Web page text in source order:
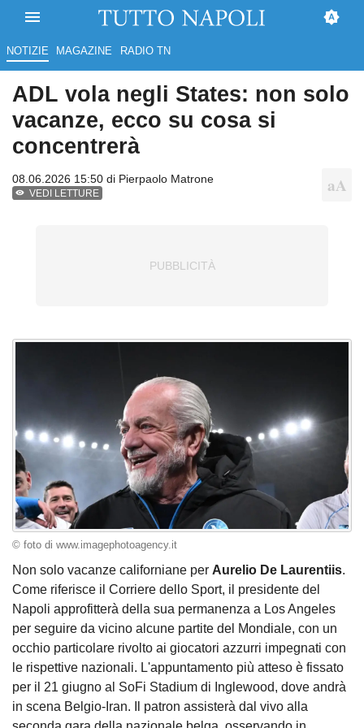
NOTIZIE MAGAZINE RADIO TN
ADL vola negli States: non solo
vacanze, ecco su cosa si
concentrerà
08.06.2026 15:50 di Pierpaolo Matrone
VEDI LETTURE
© foto di www.imagephotoagency.it
Non solo vacanze californiane per Aurelio De Laurentiis.
Come riferisce il Corriere dello Sport, il presidente del
Napoli approfitterà della sua permanenza a Los Angeles
per seguire da vicino alcune partite del Mondiale, con un
occhio particolare rivolto ai giocatori azzurri impegnati con
le rispettive nazionali. L'appuntamento più atteso è fissato
per il 21 giugno al SoFi Stadium di Inglewood, dove andrà
in scena Belgio-Iran. Il patron assisterà dal vivo alla